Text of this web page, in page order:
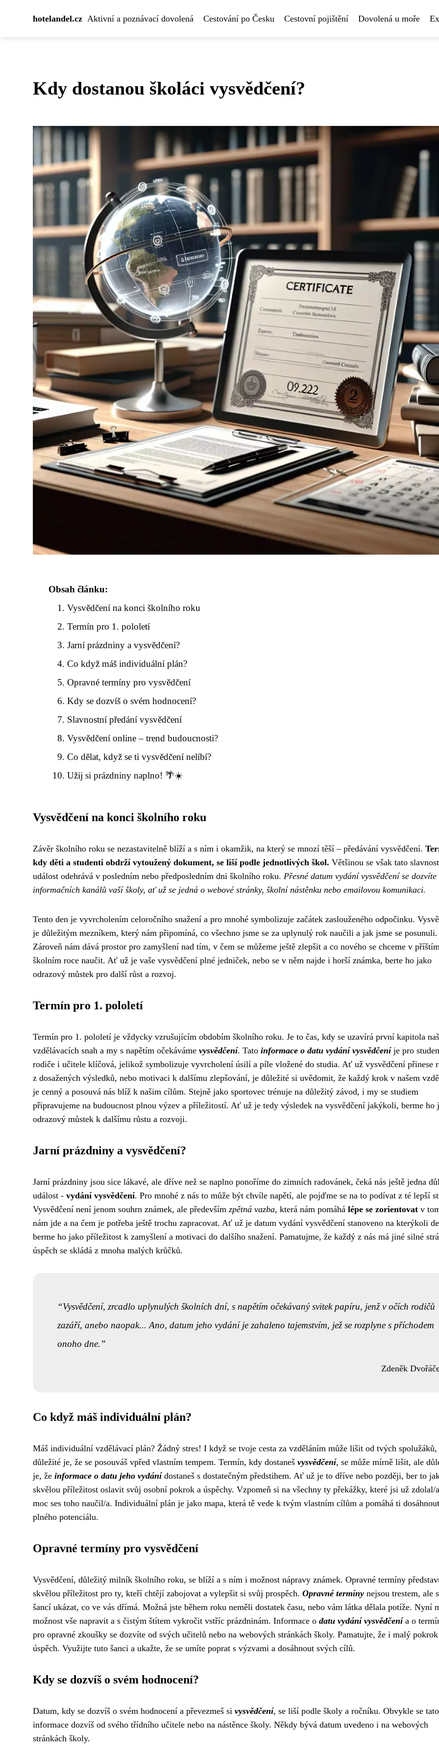
hotelandel.cz Aktivní a poznávací dovolená Cestování po Česku Cestovní pojištění Dovolená u moře
Kdy dostanou školáci vysvědčení?
Obsah článku:
Vysvědčení na konci školního roku
Termín pro 1. pololetí
Jarní prázdniny a vysvědčení?
Co když máš individuální plán?
Opravné termíny pro vysvědčení
Kdy se dozvíš o svém hodnocení?
Slavnostní předání vysvědčení
Vysvědčení online – trend budoucnosti?
Co dělat, když se ti vysvědčení nelíbí?
Užij si prázdniny naplno! 🌴☀️
Vysvědčení na konci školního roku
Závěr školního roku se nezastavitelně blíží a s ním i okamžik, na který se mnozí těší – předávání vysvědčení.
kdy děti a studenti obdrží vytoužený dokument, se liší podle jednotlivých škol. Většinou se však tato
událost odehrává v posledním nebo předposledním dni školního roku. Přesné datum vydání vysvědčení se dozvíte
informačních kanálů vaší školy, ať už se jedná o webové stránky, školní nástěnku nebo emailovou komunikaci.
Tento den je vyvrcholením celoročního snažení a pro mnohé symbolizuje začátek zaslouženého odpočinku.
je důležitým mezníkem, který nám připomíná, co všechno jsme se za uplynulý rok naučili a jak jsme se posunuli.
Zároveň nám dává prostor pro zamyšlení nad tím, v čem se můžeme ještě zlepšit a co nového se chceme v
školním roce naučit. Ať už je vaše vysvědčení plné jedniček, nebo se v něm najde i horší známka, berte ho jako
odrazový můstek pro další růst a rozvoj.
Termín pro 1. pololetí
Termín pro 1. pololetí je vždycky vzrušujícím obdobím školního roku. Je to čas, kdy se uzavírá první kapitola
vzdělávacích snah a my s napětím očekáváme vysvědčení. Tato informace o datu vydání vysvědčeníje pro
rodiče i učitele klíčová, jelikož symbolizuje vyvrcholení úsilí a píle vložené do studia. Ať už vysvědčení přinese
z dosažených výsledků, nebo motivaci k dalšímu zlepšování, je důležité si uvědomit, že každý krok v našem
je cenný a posouvá nás blíž k našim cílům. Stejně jako sportovec trénuje na důležitý závod, i my se studiem
připravujeme na budoucnost plnou výzev a příležitostí. Ať už je tedy výsledek na vysvědčení jakýkoli, berme ho
odrazový můstek k dalšímu růstu a rozvoji.
Jarní prázdniny a vysvědčení?
Jarní prázdniny jsou sice lákavé, ale dříve než se naplno ponoříme do zimních radovánek, čeká nás ještě jedna
událost - vydání vysvědčení. Pro mnohé z nás to může být chvíle napětí, ale pojďme se na to podívat z té lepší
Vysvědčení není jenom souhrn známek, ale především zpětná vazba, která nám pomáhá lépe se zorientovat v
nám jde a na čem je potřeba ještě trochu zapracovat. Ať už je datum vydání vysvědčení stanoveno na kterýkoli
berme ho jako příležitost k zamyšlení a motivaci do dalšího snažení. Pamatujme, že každý z nás má jiné silné
úspěch se skládá z mnoha malých krůčků.
Vysvědčení, zrcadlo uplynulých školních dní, s napětím očekávaný svitek papíru, jenž v očích rodičů
zazáří, anebo naopak... Ano, datum jeho vydání je zahaleno tajemstvím, jež se rozplyne s příchodem
onoho dne.
Zdeněk
Co když máš individuální plán?
Máš individuální vzdělávací plán? Žádný stres! I když se tvoje cesta za vzděláním může lišit od tvých spolužáků,
důležité je, že se posouváš vpřed vlastním tempem. Termín, kdy dostaneš vysvědčení, se může mírně lišit, ale
je, že informace o datu jeho vydánídostaneš s dostatečným předstihem. Ať už je to dříve nebo později, ber to
skvělou příležitost oslavit svůj osobní pokrok a úspěchy. Vzpomeň si na všechny ty překážky, které jsi už zdolal/
moc ses toho naučil/a. Individuální plán je jako mapa, která tě vede k tvým vlastním cílům a pomáhá ti
plného potenciálu.
Opravné termíny pro vysvědčení
Vysvědčení, důležitý milník školního roku, se blíží a s ním i možnost nápravy známek. Opravné termíny
skvělou příležitost pro ty, kteří chtějí zabojovat a vylepšit si svůj prospěch. Opravné termíny nejsou trestem, ale
šancí ukázat, co ve vás dřímá. Možná jste během roku neměli dostatek času, nebo vám látka dělala potíže. Nyní
možnost vše napravit a s čistým štítem vykročit vstříc prázdninám. Informace o datu vydání vysvědčenía o
pro opravné zkoušky se dozvíte od svých učitelů nebo na webových stránkách školy. Pamatujte, že i malý
úspěch. Využijte tuto šanci a ukažte, že se umíte poprat s výzvami a dosáhnout svých cílů.
Kdy se dozvíš o svém hodnocení?
Datum, kdy se dozvíš o svém hodnocení a převezmeš si vysvědčení, se liší podle školy a ročníku. Obvykle se tato
informace dozvíš od svého třídního učitele nebo na nástěnce školy. Někdy bývá datum uvedeno i na webových
stránkách školy.